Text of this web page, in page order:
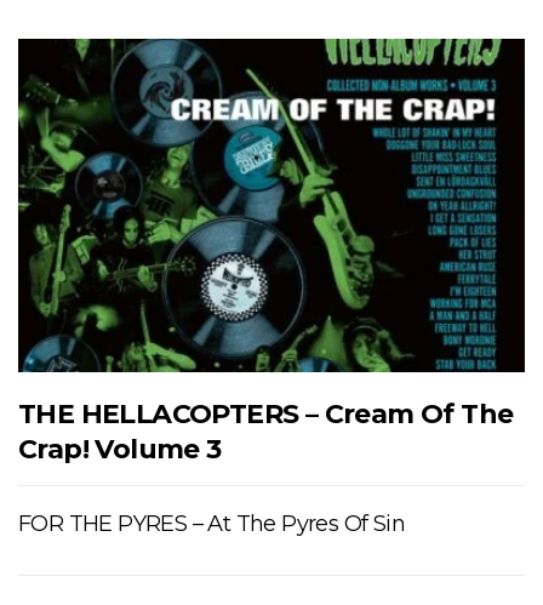
THE HELLACOPTERS – Cream Of The
Crap! Volume 3
FOR THE PYRES – At The Pyres Of Sin